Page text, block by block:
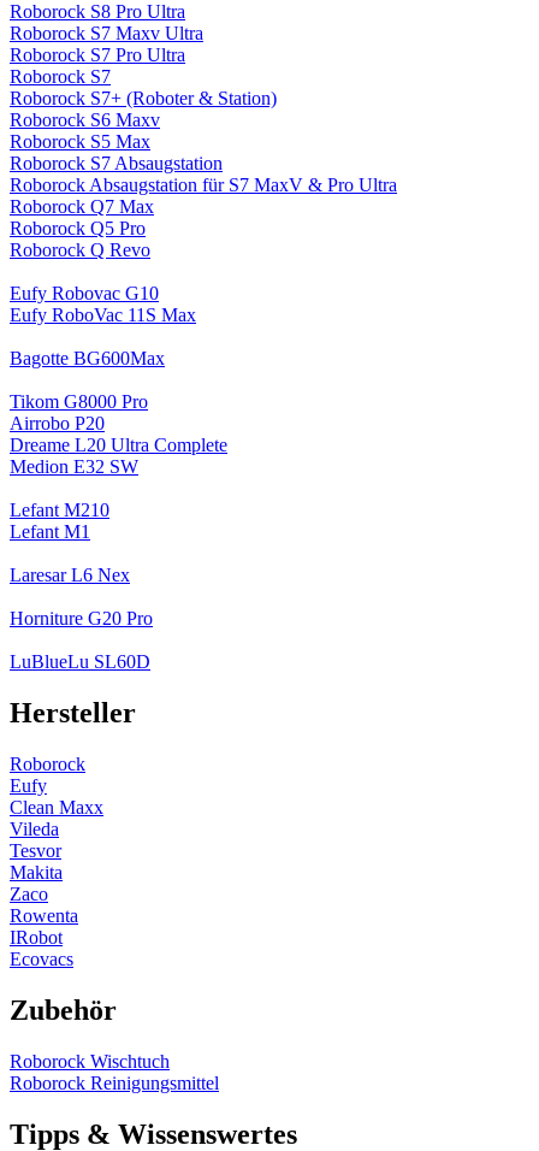
Roborock S8 Pro Ultra
Roborock S7 Maxv Ultra
Roborock S7 Pro Ultra
Roborock S7
Roborock S7+ (Roboter & Station)
Roborock S6 Maxv
Roborock S5 Max
Roborock S7 Absaugstation
Roborock Absaugstation für S7 MaxV & Pro Ultra
Roborock Q7 Max
Roborock Q5 Pro
Roborock Q Revo
Eufy Robovac G10
Eufy RoboVac 11S Max
Bagotte BG600Max
Tikom G8000 Pro
Airrobo P20
Dreame L20 Ultra Complete
Medion E32 SW
Lefant M210
Lefant M1
Laresar L6 Nex
Horniture G20 Pro
LuBlueLu SL60D
Hersteller
Roborock
Eufy
Clean Maxx
Vileda
Tesvor
Makita
Zaco
Rowenta
IRobot
Ecovacs
Zubehör
Roborock Wischtuch
Roborock Reinigungsmittel
Tipps & Wissenswertes